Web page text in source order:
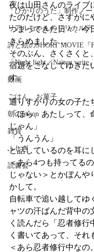
「ひかりのうた」制作ノー
リアルちゃんのリリカル
詩と絵のSHORT MOVIE『
「Night light／Naitou write
動画
ごはん、お菓子
朝のlesson
雑貨
ふしぎ
読書会
夜は山田さんのライブ
たのだけど、さすがに
つまってきた日々、今
きらめました…
そのぶん、さくさくと
宿題をこなしてゆきた
す。
通りすがりの女の子た
「ほら、あたしって、
じゃん」
「うんうん」
と話しているのを耳に
＜あら4つも持ってる
じゃない＞とかぼんや
かして。
自転車で追い越してゆ
ャツの汗ばんだ背中の
く読んだら「忍者修行
く書いてあって、それ
＜あら忍者修行中なの